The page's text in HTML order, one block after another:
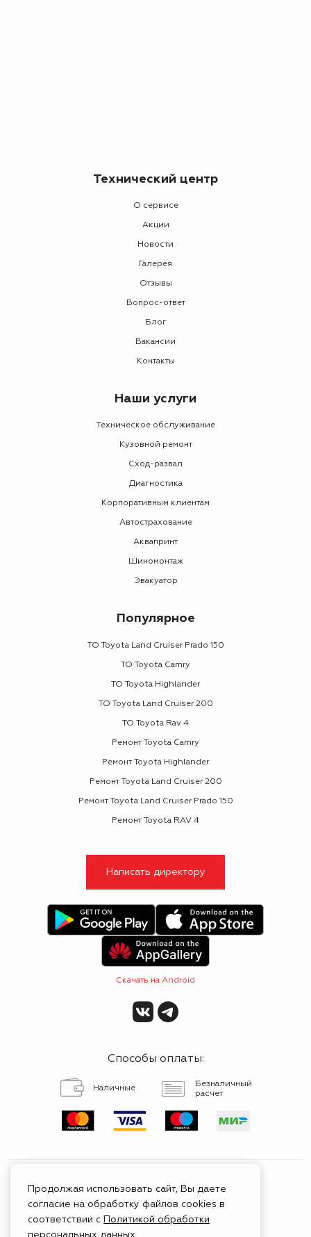
Технический центр
О сервисе
Акции
Новости
Галерея
Отзывы
Вопрос-ответ
Блог
Вакансии
Контакты
Наши услуги
Техническое обслуживание
Кузовной ремонт
Сход-развал
Диагностика
Корпоративным клиентам
Автострахование
Аквапринт
Шиномонтаж
Эвакуатор
Популярное
ТО Toyota Land Cruiser Prado 150
ТО Toyota Camry
ТО Toyota Highlander
ТО Toyota Land Cruiser 200
ТО Toyota Rav 4
Ремонт Toyota Camry
Ремонт Toyota Highlander
Ремонт Toyota Land Cruiser 200
Ремонт Toyota Land Cruiser Prado 150
Ремонт Toyota RAV 4
Написать директору
Скачать на Android
Способы оплаты:
Наличные
Безналичный
расчет
Сертифицированный
Продолжая использовать сайт, Вы даете
согласие на обработку файлов cookies в
соответствии с
Политикой обработки
персональных данных